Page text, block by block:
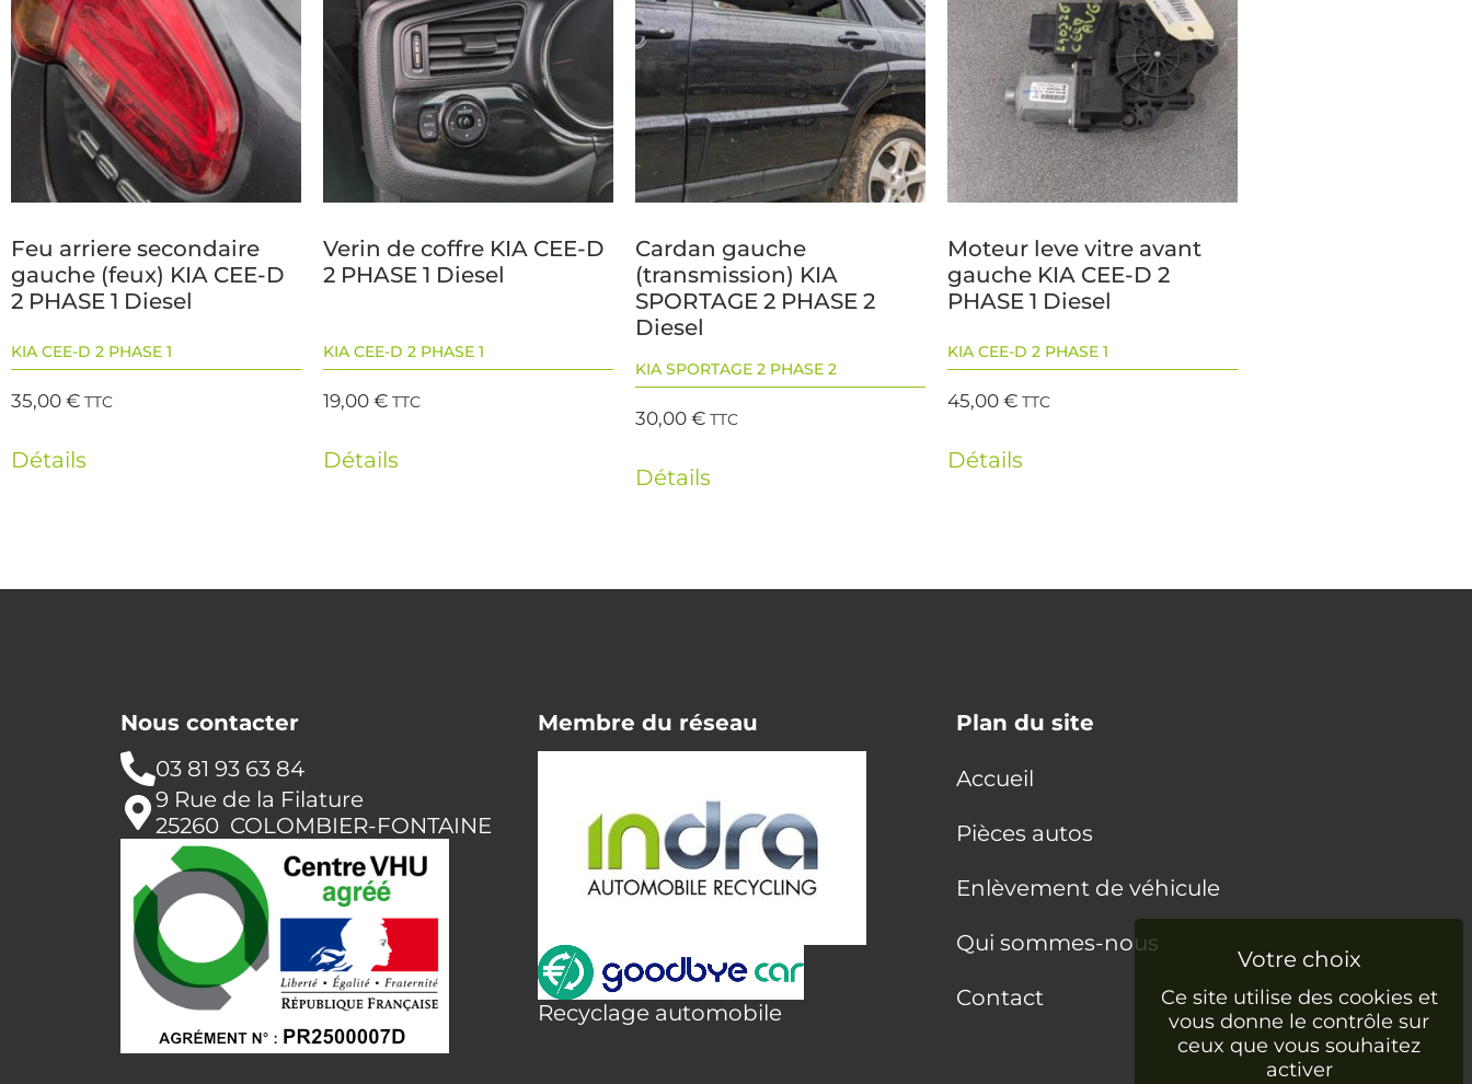
Feu arriere secondaire
gauche (feux) KIA CEE-D
2 PHASE 1 Diesel
KIA CEE-D 2 PHASE 1
35,00€ TTC
Détails
Verin de coffre KIA CEE-D
2 PHASE 1 Diesel
KIA CEE-D 2 PHASE 1
19,00€ TTC
Détails
Cardan gauche
(transmission) KIA
SPORTAGE 2 PHASE 2
Diesel
KIA SPORTAGE 2 PHASE 2
30,00€ TTC
Détails
Moteur leve vitre avant
gauche KIA CEE-D 2
PHASE 1 Diesel
KIA CEE-D 2 PHASE 1
45,00€ TTC
Détails
Nous contacter
03 81 93 63 84
9 Rue de la Filature
25260 COLOMBIER-FONTAINE
Membre du réseau
Recyclage automobile
Plan du site
Accueil
Pièces autos
Enlèvement de véhicule
Qui sommes-nous
Contact
Ce site utilise des cookies et
vous donne le contrôle sur
ceux que vous souhaitez
activer